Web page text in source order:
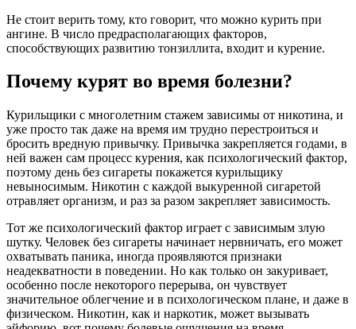
Не стоит верить тому, кто говорит, что можно курить при
ангине. В число предрасполагающих факторов,
способствующих развитию тонзиллита, входит и курение.
Почему курят во время болезни?
Курильщики с многолетним стажем зависимы от никотина, и
уже просто так даже на время им трудно перестроиться и
бросить вредную привычку. Привычка закрепляется годами, в
ней важен сам процесс курения, как психологический фактор,
поэтому день без сигареты покажется курильщику
невыносимым. Никотин с каждой выкуренной сигаретой
отравляет организм, и раз за разом закрепляет зависимость.
Тот же психологический фактор играет с зависимым злую
шутку. Человек без сигареты начинает нервничать, его может
охватывать паника, иногда проявляются признаки
неадекватности в поведении. Но как только он закуривает,
особенно после некоторого перерыва, он чувствует
значительное облегчение и в психологическом плане, и даже в
физическом. Никотин, как и наркотик, может вызывать